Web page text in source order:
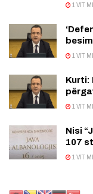
1 VIT
1 VIT
Kurti:
1 VIT
Nisi
107
1 VIT